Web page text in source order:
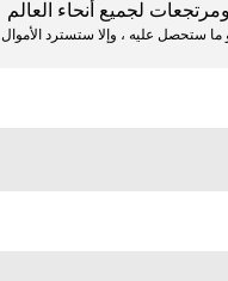
لجميع أنحاء العالم
ما ستحصل عليه ، وإلا ستسترد الأموال